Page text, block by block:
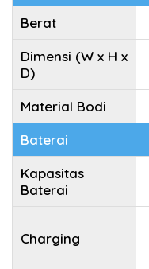
Berat
Dimensi (W x H x
D)
Material Bodi
Baterai
Kapasitas
Baterai
Charging